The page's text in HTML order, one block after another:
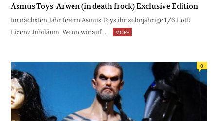
Asmus Toys: Arwen (in death frock) Exclusive Edition
Im nächsten Jahr feiern Asmus Toys ihr zehnjährige 1/6 LotR
Lizenz Jubiläum. Wenn wir auf…
MORE
0